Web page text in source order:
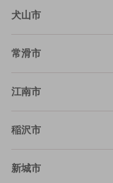
犬山市
常滑市
江南市
稲沢市
新城市